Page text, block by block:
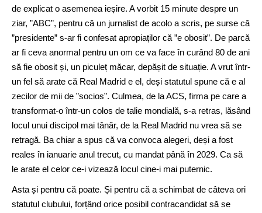
de explicat o asemenea ieșire. A vorbit 15 minute despre un
ziar, ”ABC”, pentru că un jurnalist de acolo a scris, pe surse că
”presidente” s-ar fi confesat apropiaților că ”e obosit”. De parcă
ar fi ceva anormal pentru un om ce va face în curând 80 de ani
să fie obosit și, un piculeț măcar, depășit de situație. A vrut într-
un fel să arate că Real Madrid e el, deși statutul spune că e al
zecilor de mii de ”socios”. Culmea, de la ACS, firma pe care a
transformat-o într-un colos de talie mondială, s-a retras, lăsând
locul unui discipol mai tânăr, de la Real Madrid nu vrea să se
retragă. Ba chiar a spus că va convoca alegeri, deși a fost
reales în ianuarie anul trecut, cu mandat până în 2029. Ca să
le arate el celor ce-i vizează locul cine-i mai puternic.
Asta și pentru că poate. Și pentru că a schimbat de câteva ori
statutul clubului, forțând orice posibil contracandidat să se